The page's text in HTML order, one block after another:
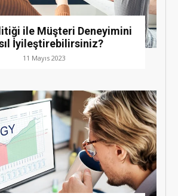
ile Müşteri Deneyimini
İyileştirebilirsiniz?
11 Mayıs 2023